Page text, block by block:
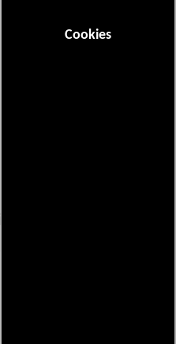
Cookies
Experiences